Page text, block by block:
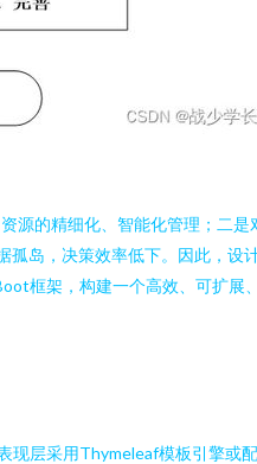
的精细化、智能化管理；二
岛，决策效率低下。因此，
框架，构建一个高效、可扩
层采用Thymeleaf模板引擎或